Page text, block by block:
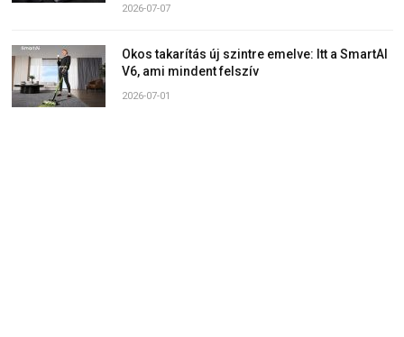
2026-07-07
Okos takarítás új szintre emelve: Itt a SmartAI
V6, ami mindent felszív
2026-07-01